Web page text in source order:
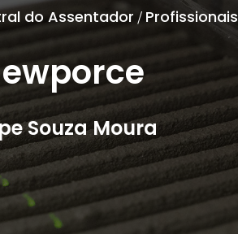
do Assentador / Profissionais
Souza Moura